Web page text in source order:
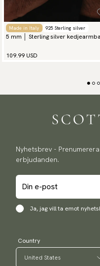
Made in Italy 925 Sterling silver
5 mm │ Sterling silver
109.99 USD
Nyhetsbrev -
erbjudanden.
Ja, jag vill ta emot
Country